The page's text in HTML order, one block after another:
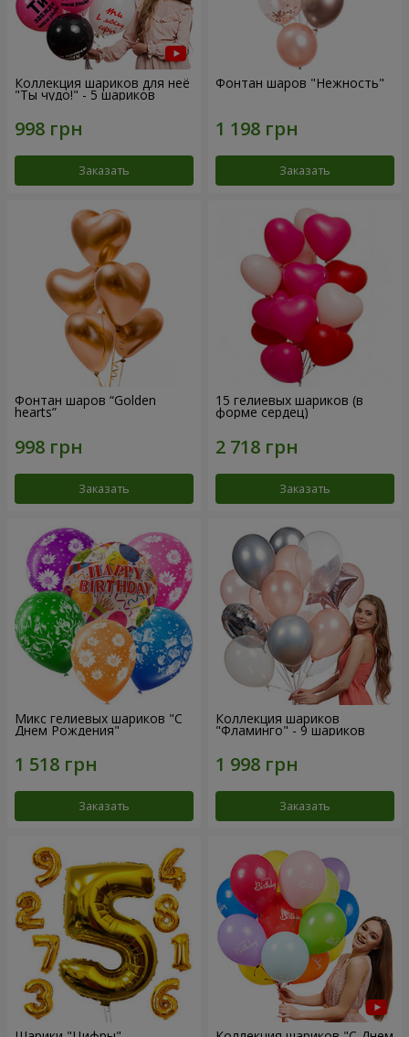
Коллекция шариков для неё
"Ты чудо!" - 5 шариков
Заказать
Фонтан шаров "Нежность"
Заказать
Фонтан шаров “Golden
hearts”
Заказать
15 гелиевых шариков (в
форме сердец)
Заказать
Микс гелиевых шариков "C
Днем Рождения"
Заказать
Коллекция шариков
"Фламинго" - 9 шариков
Заказать